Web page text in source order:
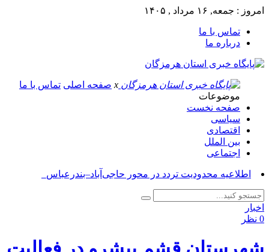
امروز : جمعه, ۱۶ مرداد , ۱۴۰۵
تماس با ما
درباره ما
x صفحه اصلی تماس با ما
موضوعات
صفحه نخست
سیاسی
اقتصادی
بین الملل
اجتماعی
اطلاعیه محدودیت تردد در محور حاجی‌آباد–بندرعباس_
اخبار
0 نظر